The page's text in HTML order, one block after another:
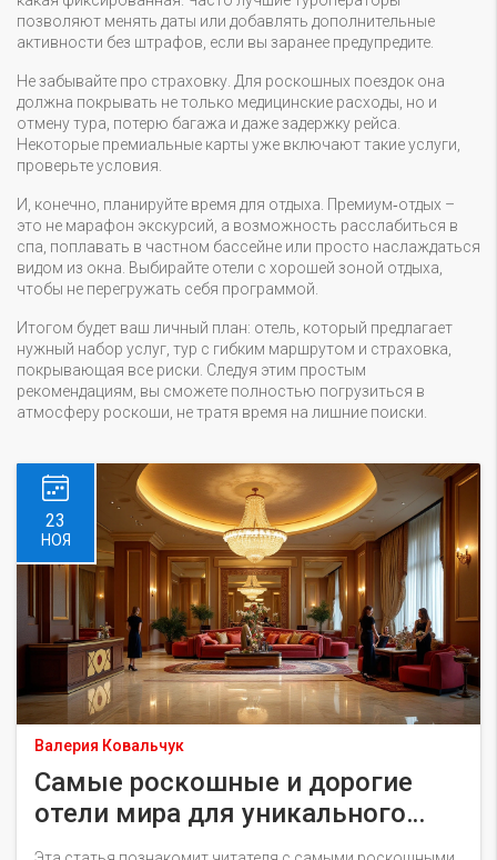
позволяют менять даты или добавлять дополнительные
активности без штрафов, если вы заранее предупредите.
Не забывайте про страховку. Для роскошных поездок она
должна покрывать не только медицинские расходы, но и
отмену тура, потерю багажа и даже задержку рейса.
Некоторые премиальные карты уже включают такие услуги,
проверьте условия.
И, конечно, планируйте время для отдыха. Премиум‑отдых –
это не марафон экскурсий, а возможность расслабиться в
спа, поплавать в частном бассейне или просто наслаждаться
видом из окна. Выбирайте отели с хорошей зоной отдыха,
чтобы не перегружать себя программой.
Итогом будет ваш личный план: отель, который предлагает
нужный набор услуг, тур с гибким маршрутом и страховка,
покрывающая все риски. Следуя этим простым
рекомендациям, вы сможете полностью погрузиться в
атмосферу роскоши, не тратя время на лишние поиски.
23
НОЯ
Валерия Ковальчук
Самые роскошные и дорогие
отели мира для уникального
отдыха